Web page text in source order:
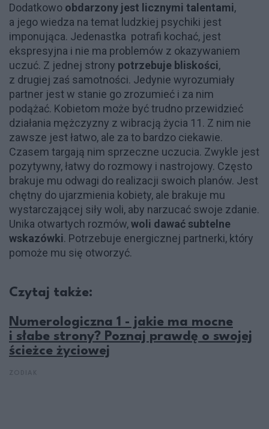
Dodatkowo obdarzony jest licznymi talentami,
a jego wiedza na temat ludzkiej psychiki jest
imponująca. Jedenastka potrafi kochać, jest
ekspresyjna i nie ma problemów z okazywaniem
uczuć. Z jednej strony potrzebuje bliskości,
z drugiej zaś samotności. Jedynie wyrozumiały
partner jest w stanie go zrozumieć i za nim
podążać. Kobietom może być trudno przewidzieć
działania mężczyzny z wibracją życia 11. Z nim nie
zawsze jest łatwo, ale za to bardzo ciekawie.
Czasem targają nim sprzeczne uczucia. Zwykle jest
pozytywny, łatwy do rozmowy i nastrojowy. Często
brakuje mu odwagi do realizacji swoich planów. Jest
chętny do ujarzmienia kobiety, ale brakuje mu
wystarczającej siły woli, aby narzucać swoje zdanie.
Unika otwartych rozmów,woli dawać subtelne
wskazówki. Potrzebuje energicznej partnerki, który
pomoże mu się otworzyć.
Czytaj także:
Numerologiczna 1 - jakie ma mocne
i słabe strony? Poznaj prawdę o swojej
ścieżce życiowej